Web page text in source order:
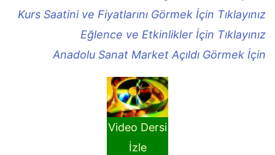
Kurs Saatini ve Fiyatlarını Görmek İçin Tıklayınız
Eğlence ve Etkinlikler İçin Tıklayınız
Anadolu Sanat Market Açıldı Görmek İçin
Video Dersi
İzle